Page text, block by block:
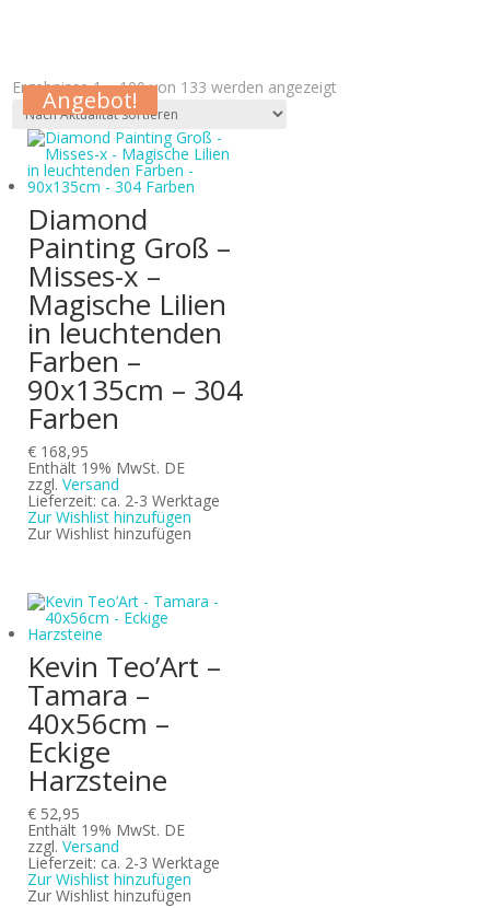
Ergebnisse 1 – 100 von 133 werden angezeigt
Diamond
Painting Groß –
Misses-x –
Magische Lilien
in leuchtenden
Farben –
90x135cm – 304
Farben
€ 168,95
Enthält 19% MwSt. DE
zzgl.Versand
Lieferzeit: ca. 2-3 Werktage
Zur Wishlist hinzufügen
Zur Wishlist hinzufügen
Kevin Teo’Art –
Tamara –
40x56cm –
Eckige
Harzsteine
€ 52,95
Enthält 19% MwSt. DE
zzgl.Versand
Lieferzeit: ca. 2-3 Werktage
Zur Wishlist hinzufügen
Zur Wishlist hinzufügen
Angebot!
Angebot!
Angebot!
Angebot!
Angebot!
Angebot!
Angebot!
Angebot!
Angebot!
Angebot!
Angebot!
Angebot!
Angebot!
Angebot!